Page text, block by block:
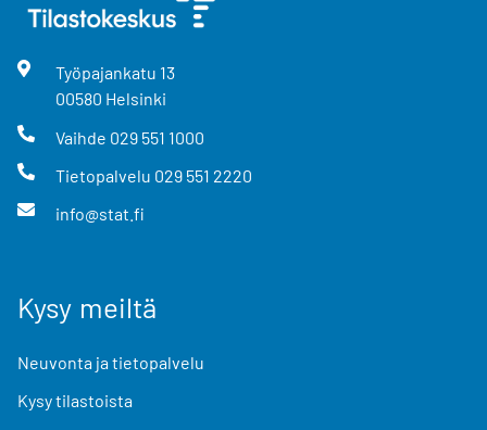
Työpajankatu 13
00580 Helsinki
Vaihde 029 551 1000
Tietopalvelu 029 551 2220
info@stat.fi
Kysy meiltä
Neuvonta ja tietopalvelu
Kysy tilastoista